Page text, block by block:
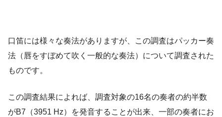
口笛には様々な奏法がありますが、この調査はパッカー奏
法（唇をすぼめて吹く一般的な奏法）について調査された
ものです。
この調査結果によれば、調査対象の16名の奏者の約半数
がB7（3951 Hz）を発音することが出来、一部の奏者にお